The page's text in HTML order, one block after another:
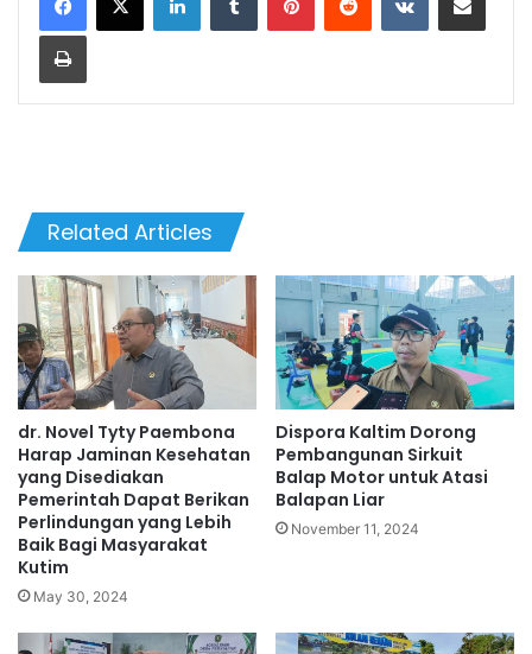
Print
Related Articles
dr. Novel Tyty Paembona
Harap Jaminan Kesehatan
yang Disediakan
Pemerintah Dapat Berikan
Perlindungan yang Lebih
Baik Bagi Masyarakat
Kutim
May 30, 2024
Dispora Kaltim Dorong
Pembangunan Sirkuit
Balap Motor untuk Atasi
Balapan Liar
November 11, 2024